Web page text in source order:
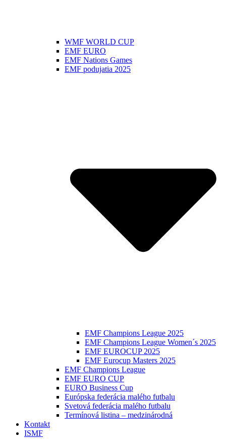
WMF WORLD CUP
EMF EURO
EMF Nations Games
EMF podujatia 2025
EMF Champions League 2025
EMF Champions League Women´s 2025
EMF EUROCUP 2025
EMF Eurocup Masters 2025
EMF Champions League
EMF EURO CUP
EURO Business Cup
Európska federácia malého futbalu
Svetová federácia malého futbalu
Termínová listina – medzinárodná
Kontakt
ISMF